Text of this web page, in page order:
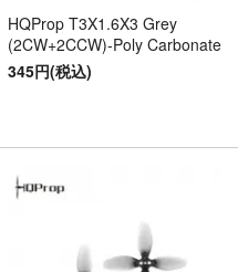
HQProp T3X1.6X3 Grey
(2CW+2CCW)-Poly Carbonate
345円(税込)